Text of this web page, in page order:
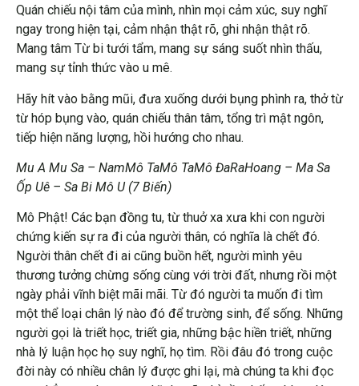
Quán chiếu nội tâm của mình, nhìn mọi cảm xúc, suy nghĩ
ngay trong hiện tại, cảm nhận thật rõ, ghi nhận thật rõ.
Mang tâm Từ bi tưới tẩm, mang sự sáng suốt nhìn thấu,
mang sự tỉnh thức vào u mê.
Hãy hít vào bằng mũi, đưa xuống dưới bụng phình ra, thở từ
từ hóp bụng vào, quán chiếu thân tâm, tổng trì mật ngôn,
tiếp hiện năng lượng, hồi hướng cho nhau.
Mu A Mu Sa – NamMô TaMô TaMô ĐaRaHoang – Ma Sa
Ốp Uê – Sa Bi Mô U (7 Biến)
Mô Phật! Các bạn đồng tu, từ thuở xa xưa khi con người
chứng kiến sự ra đi của người thân, có nghĩa là chết đó.
Người thân chết đi ai cũng buồn hết, người mình yêu
thương tưởng chừng sống cùng với trời đất, nhưng rồi một
ngày phải vĩnh biệt mãi mãi. Từ đó người ta muốn đi tìm
một thể loại chân lý nào đó để trường sinh, để sống. Những
người gọi là triết học, triết gia, những bậc hiền triết, những
nhà lý luận học họ suy nghĩ, họ tìm. Rồi đâu đó trong cuộc
đời này có nhiều chân lý được ghi lại, mà chúng ta khi đọc